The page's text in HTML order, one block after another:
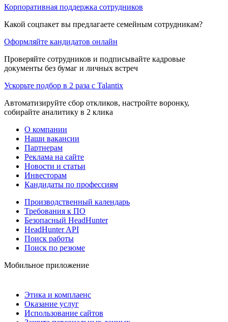
Корпоративная поддержка сотрудников
Какой соцпакет вы предлагаете семейным сотрудникам?
Оформляйте кандидатов онлайн
Проверяйте сотрудников и подписывайте кадровые
документы без бумаг и личных встреч
Ускорьте подбор в 2 раза с Talantix
Автоматизируйте сбор откликов, настройте воронку,
собирайте аналитику в 2 клика
О компании
Наши вакансии
Партнерам
Реклама на сайте
Новости и статьи
Инвесторам
Кандидаты по профессиям
Производственный календарь
Требования к ПО
Безопасный HeadHunter
HeadHunter API
Поиск работы
Поиск по резюме
Мобильное приложение
Этика и комплаенс
Оказание услуг
Использование сайтов